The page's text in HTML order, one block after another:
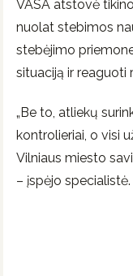
VASA atstovė
nuolat stebimos
stebėjimo
situaciją ir reaguoti
„Be to, atliekų
kontrolieriai, o visi
Vilniaus miesto
– įspėjo specialistė.